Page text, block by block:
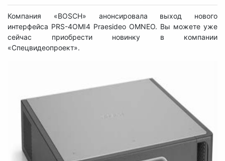
Компания «BOSCH» анонсировала выход нового
интерфейса PRS-4OMI4 Praesideo OMNEO. Вы можете уже
сейчас приобрести новинку в компании
«Спецвидеопроект».